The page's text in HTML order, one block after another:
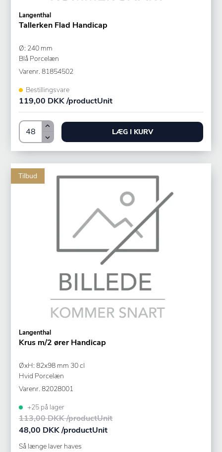
Langenthal
Tallerken Flad Handicap
Ø: 240 mm
Blå Porcelæn
Varenr. 81854502
Bestillingsvare
119,00 DKK /productUnit
LÆG I KURV
Tilbud
Langenthal
Krus m/2 ører Handicap
ØxH: 82x98 mm 30 cl
Hvid Porcelæn
Varenr. 82028001
+25 på lager
113,00 DKK /productUnit
48,00 DKK /productUnit
Så længe laver haves